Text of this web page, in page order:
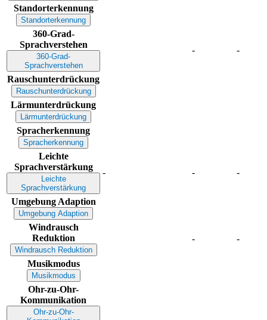
Standorterkennung
Standorterkennung
360-Grad-
Sprachverstehen
360-Grad-
Sprachverstehen
- -
Rauschunterdrückung
Rauschunterdrückung
Lärmunterdrückung
Lärmunterdrückung
Spracherkennung
Spracherkennung
Leichte
Sprachverstärkung
Leichte
Sprachverstärkung
- - -
Umgebung Adaption
Umgebung Adaption
Windrausch
Reduktion
Windrausch Reduktion
- -
Musikmodus
Musikmodus
Ohr-zu-Ohr-
Kommunikation
Ohr-zu-Ohr-